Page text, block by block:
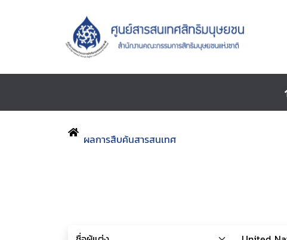
ผลการสืบค้นสารสนเทศ